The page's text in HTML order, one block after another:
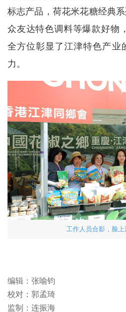
标志产品，荷花米花糖经典
众友达特色调料等爆款好物
全方位彰显了江津特色产业
力。
工作人员合影，脸上
编辑：张喻钧
校对：郭孟琦
监制：连振海
台风“白海豚”逼近 华
高温天气持续！请补
分。如感不适，立刻
助，需要...
四川宜宾市高县发生地